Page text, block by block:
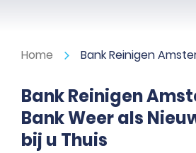
Home Bank Reinigen
Bank Reinigen
Bank Weer als
bij u Thuis